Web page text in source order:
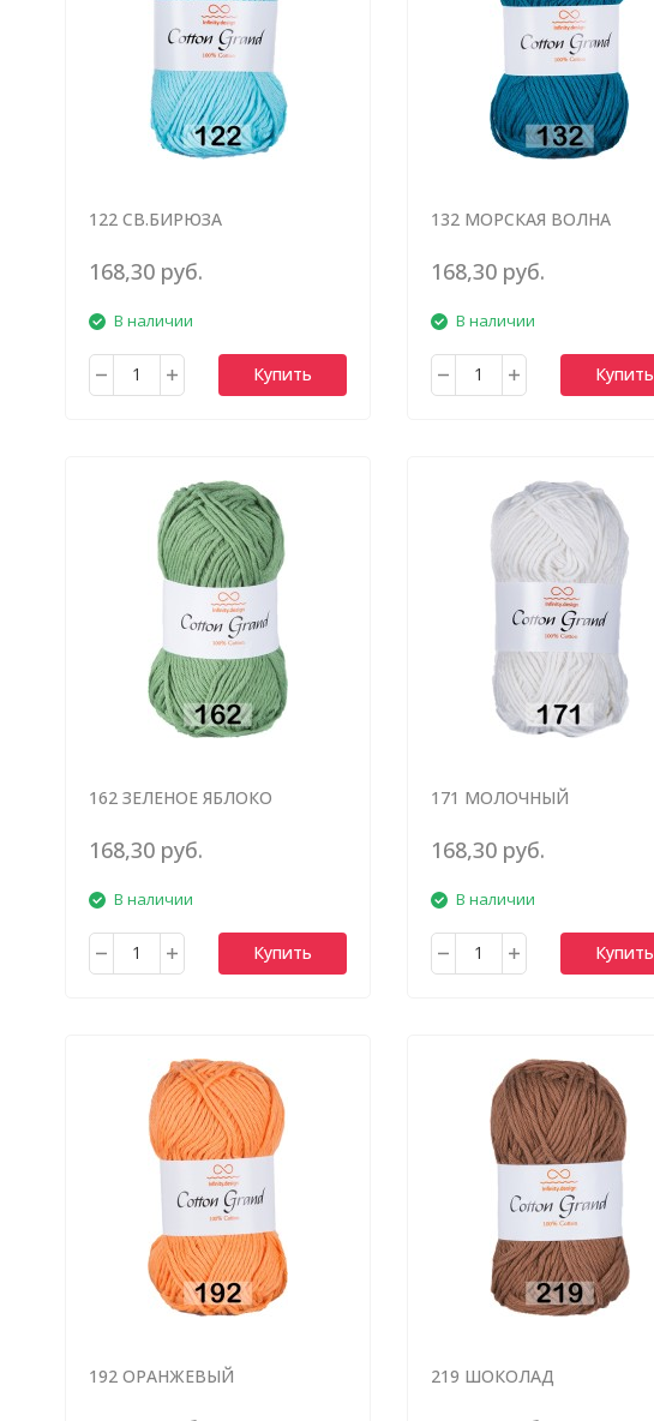
122 СВ.БИРЮЗА
168,30 руб.
В наличии
Купить
132 МОРСКАЯ ВОЛНА
168,30 руб.
В наличии
Купить
162 ЗЕЛЕНОЕ ЯБЛОКО
168,30 руб.
В наличии
Купить
171 МОЛОЧНЫЙ
168,30 руб.
В наличии
Купить
192 ОРАНЖЕВЫЙ 219 ШОКОЛАД